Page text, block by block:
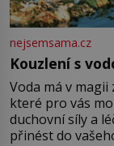
nejsemsama.cz
Kouzlení s
Voda má v
které pro vás
duchovní síly a
přinést do